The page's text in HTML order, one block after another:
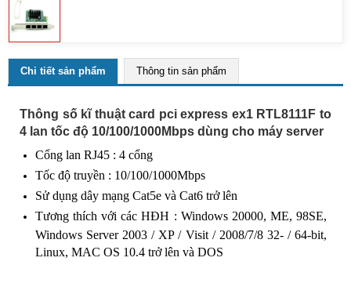
Chi tiết sản phẩm Thông tin sản phẩm
Thông số kĩ thuật card pci express ex1 RTL8111F to
4 lan tốc độ 10/100/1000Mbps dùng cho máy server
Cổng lan RJ45 : 4 cổng
Tốc độ truyền : 10/100/1000Mbps
Sử dụng dây mạng Cat5e và Cat6 trở lên
Tương thích với các HĐH : Windows 20000, ME, 98SE,
Windows Server 2003 / XP / Visit / 2008/7/8 32- / 64-bit,
Linux, MAC OS 10.4 trở lên và DOS